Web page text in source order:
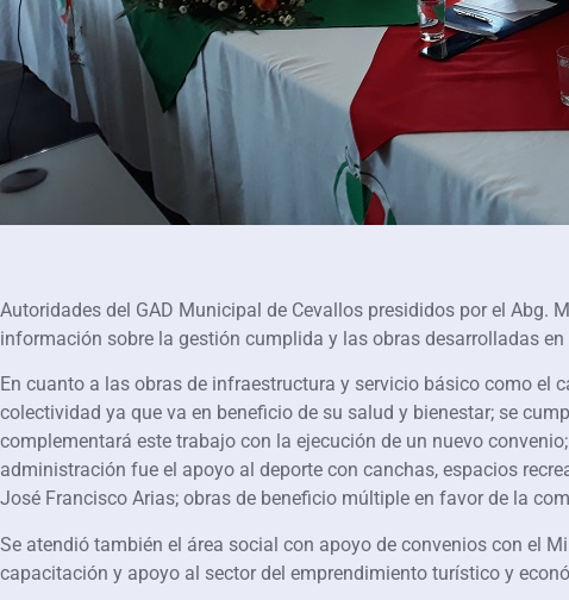
Autoridades del GAD Municipal de Cevallos presididos por el Abg.
información sobre la gestión cumplida y las obras desarrolladas en
En cuanto a las obras de infraestructura y servicio básico como el
colectividad ya que va en beneficio de su salud y bienestar; se
complementará este trabajo con la ejecución de un nuevo
administración fue el apoyo al deporte con canchas, espacios
José Francisco Arias; obras de beneficio múltiple en favor de la
Se atendió también el área social con apoyo de convenios con el
capacitación y apoyo al sector del emprendimiento turístico y